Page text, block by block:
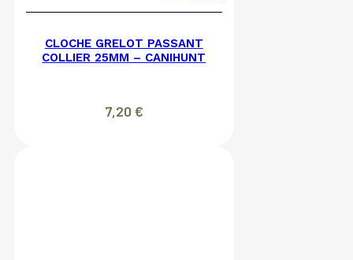
CLOCHE GRELOT PASSANT
COLLIER 25MM – CANIHUNT
7,20 €